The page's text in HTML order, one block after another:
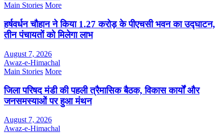
Main Stories More
हर्षवर्धन चौहान ने किया 1.27 करोड़ के पीएचसी भवन का उद्घाटन,
तीन पंचायतों को मिलेगा लाभ
August 7, 2026
Awaz-e-Himachal
Main Stories More
जिला परिषद मंडी की पहली त्रैमासिक बैठक, विकास कार्यों और
जनसमस्याओं पर हुआ मंथन
August 7, 2026
Awaz-e-Himachal